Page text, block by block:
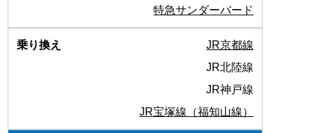
特急サンダーバード
JR京都線
JR北陸線
JR神戸線
JR宝塚線（福知山線）